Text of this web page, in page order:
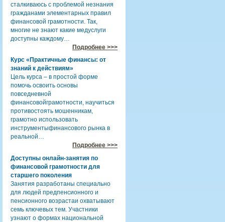
сталкиваюсь с проблемой незнания
гражданами элементарных правил
финансовой грамотности. Так,
многие не знают какие медуслуги
доступны каждому…
Подробнее >>>
Курс «Практичные финансы: от
знаний к действиям»
Цель курса – в простой форме
помочь освоить основы
повседневной
финансовойграмотности, научиться
противостоять мошенникам,
грамотно использовать
инструментыфинансового рынка в
реальной…
Подробнее >>>
Доступны онлайн-занятия по
финансовой грамотности для
старшего поколения
Занятия разработаны специально
для людей предпенсионного и
пенсионного возрастаи охватывают
семь ключевых тем. Участники
узнают о формах национальной